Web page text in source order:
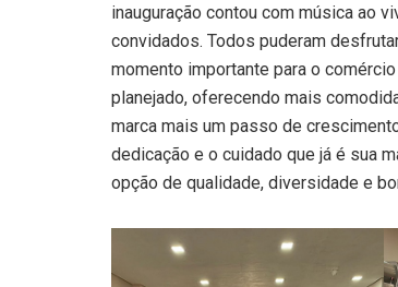
inauguração contou com música ao
convidados. Todos puderam
momento importante para o
planejado, oferecendo mais
marca mais um passo de
dedicação e o cuidado que já é sua
opção de qualidade, diversidade e